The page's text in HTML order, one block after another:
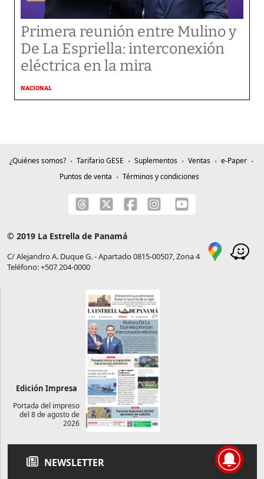
Primera reunión entre Mulino y
De La Espriella: interconexión
eléctrica en la mira
NACIONAL
¿Quiénes somos? Tarifario GESE Suplementos Ventas
e-Paper
Puntos de venta
Términos y condiciones
© 2019 La Estrella de Panamá
C/ Alejandro A. Duque G. - Apartado 0815-00507, Zona 4
Teléfono: +507 204-0000
Edición Impresa
Portada del impreso
del 8 de agosto de
2026
NEWSLETTER